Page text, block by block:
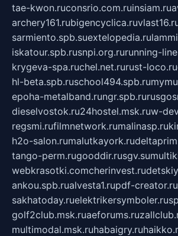
tae-kwon.ruconsrio.com.ruinsiam.ru
archery161.rubigencyclica.ru
sarmiento.spb.suextelopedia.ru
iskatour.spb.rusnpi.org.rurunning-
krygeva-spa.ruchel.net.rurust-loco.ru
hl-beta.spb.ruschool494.spb.ru
epoha-metalband.rungr.spb.ru
dieselvostok.ru24hostel.msk.ruw-
regsmi.rufilmnetwork.rumalinasp.ru
h2o-salon.rumalutkayork.ru
tango-perm.rugooddir.rusgv.su
webkrasotki.comcherinvest.ru
ankou.spb.rualvesta1.rupdf-creator.ru
sakhatoday.ruelektrikersymboler.ru
golf2club.msk.ruaeforums.ru
multimodal.msk.ruhabaigry.ru